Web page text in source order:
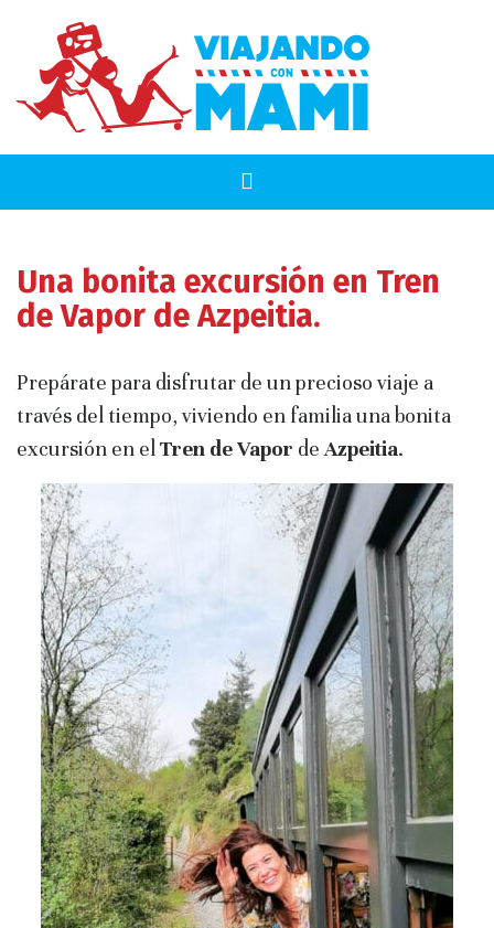
Una bonita excursión en Tren
de Vapor de Azpeitia.
Prepárate para disfrutar de un precioso viaje a
través del tiempo, viviendo en familia una bonita
excursión en elTren de Vapor deAzpeitia.